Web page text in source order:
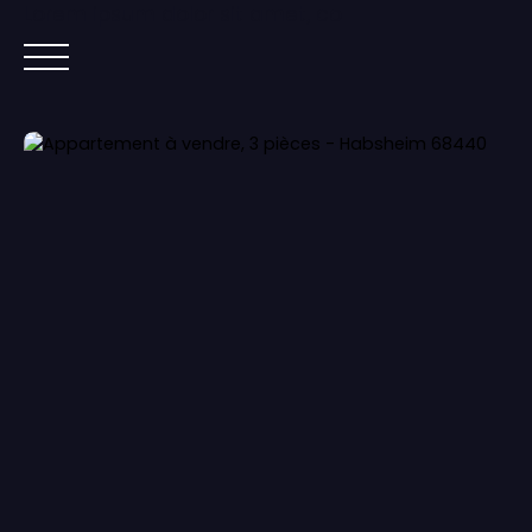
ACCUEIL ACHETER IMMOBILIER NEUF